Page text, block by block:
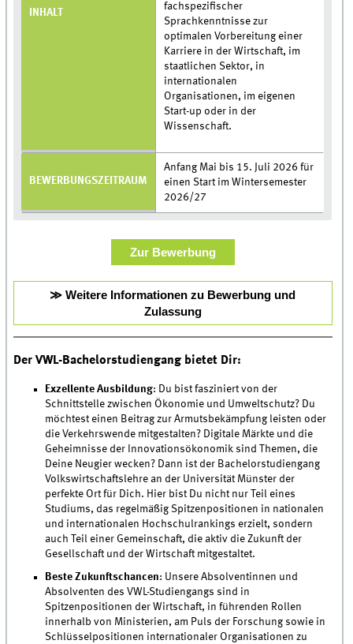
INHALT
fachspezifischer
Sprachkenntnisse zur
optimalen Vorbereitung einer
Karriere in der Wirtschaft, im
staatlichen Sektor, in
internationalen
Organisationen, im eigenen
Start-up oder in der
Wissenschaft.
BEWERBUNGSZEITRAUM
Anfang Mai bis 15. Juli 2026 für
einen Start im Wintersemester
2026/27
Zur Bewerbung
≫ Weitere Informationen zu Bewerbung und
Zulassung
Der VWL-Bachelorstudiengang bietet Dir:
Exzellente Ausbildung: Du bist fasziniert von der
Schnittstelle zwischen Ökonomie und Umweltschutz? Du
möchtest einen Beitrag zur Armutsbekämpfung leisten oder
die Verkehrswende mitgestalten? Digitale Märkte und die
Geheimnisse der Innovationsökonomik sind Themen, die
Deine Neugier wecken? Dann ist der Bachelorstudiengang
Volkswirtschaftslehre an der Universität Münster der
perfekte Ort für Dich. Hier bist Du nicht nur Teil eines
Studiums, das regelmäßig Spitzenpositionen in nationalen
und internationalen Hochschulrankings erzielt, sondern
auch Teil einer Gemeinschaft, die aktiv die Zukunft der
Gesellschaft und der Wirtschaft mitgestaltet.
Beste Zukunftschancen: Unsere Absolventinnen und
Absolventen des VWL-Studiengangs sind in
Spitzenpositionen der Wirtschaft, in führenden Rollen
innerhalb von Ministerien, am Puls der Forschung sowie in
Schlüsselpositionen internationaler Organisationen zu